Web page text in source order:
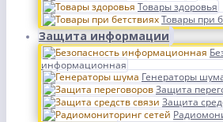
Товары здоровья
Товары при
Защита информации
информационная
Генераторы
Защита
Защита